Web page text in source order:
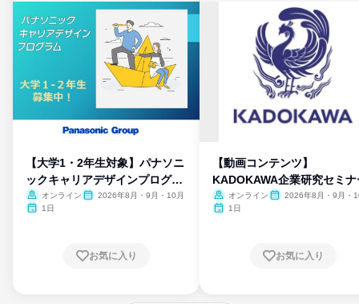
【大学1・2年生対象】パナソニ
ックキャリアデザインプログラ
ム
オンライン
2026年8月・9月・10月
1日
お気に入り
【動画コンテンツ】
KADOKAWA企業研究セミナ
オンライン
2026年8月・9月・
1日
お気に入り